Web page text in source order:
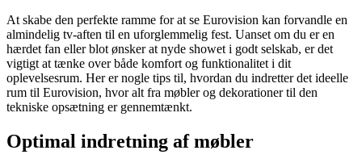
At skabe den perfekte ramme for at se Eurovision kan forvandle en
almindelig tv-aften til en uforglemmelig fest. Uanset om du er en
hærdet fan eller blot ønsker at nyde showet i godt selskab, er det
vigtigt at tænke over både komfort og funktionalitet i dit
oplevelsesrum. Her er nogle tips til, hvordan du indretter det ideelle
rum til Eurovision, hvor alt fra møbler og dekorationer til den
tekniske opsætning er gennemtænkt.
Optimal indretning af møbler